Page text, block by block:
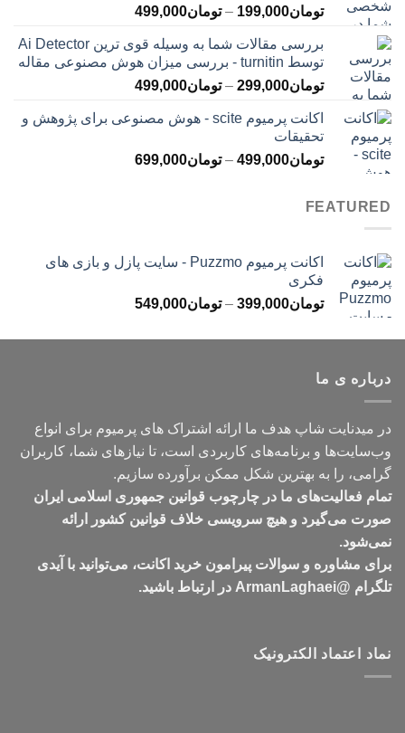
تومان399,000
تومان199,000
– تومان499,000محدوده
تومان199,000
تا
تومان499,000
بررسی مقالات شما به وسیله قوی ترین Ai Detector
توسط turnitin - بررسی میزان هوش مصنوعی مقاله
تومان299,000
– تومان499,000محدوده
تومان299,000
تومان499,000
اکانت پرمیوم scite - هوش مصنوعی برای پژوهش و
تحقیقات
تومان499,000
– تومان699,000محدوده
FEATURED
اکانت پرمیوم Puzzmo - سایت پازل و بازی های
فکری
تومان399,000
– تومان549,000محدوده
تومان399,000
درباره ی ما
در میدنایت شاپ هدف ما ارائه اشتراک های پرمیوم برای انواع
وب‌سایت‌ها و برنامه‌های کاربردی است، تا نیازهای شما، کاربران
گرامی، را به بهترین شکل ممکن برآورده سازیم.
تمام فعالیت‌های ما در چارچوب قوانین جمهوری اسلامی ایران
صورت می‌گیرد و هیچ سرویسی خلاف قوانین کشور ارائه
نمی‌شود.
برای مشاوره و سوالات پیرامون خرید اکانت، می‌توانید با آیدی
تلگرام @ArmanLaghaei در ارتباط باشید.
نماد اعتماد الکترونیک